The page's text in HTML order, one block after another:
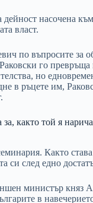
насочена
власт.
по въпросите за
го превръща
но
в ръцете им,
както той я нарича
Както
си след едно
министър княз
в